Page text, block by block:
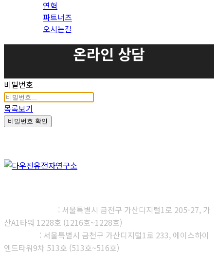
연혁
파트너즈
오시는길
온라인 상담
비밀번호
목록보기
비밀번호 확인
: 서울특별시 금천구 가산디지털1로 205-27, 가
산A1타워 1228호 (1216호~1228호)
: 서울특별시 금천구 가산디지털1로 233, 에이스하이
엔드타워9차 513호 (513호~516호)